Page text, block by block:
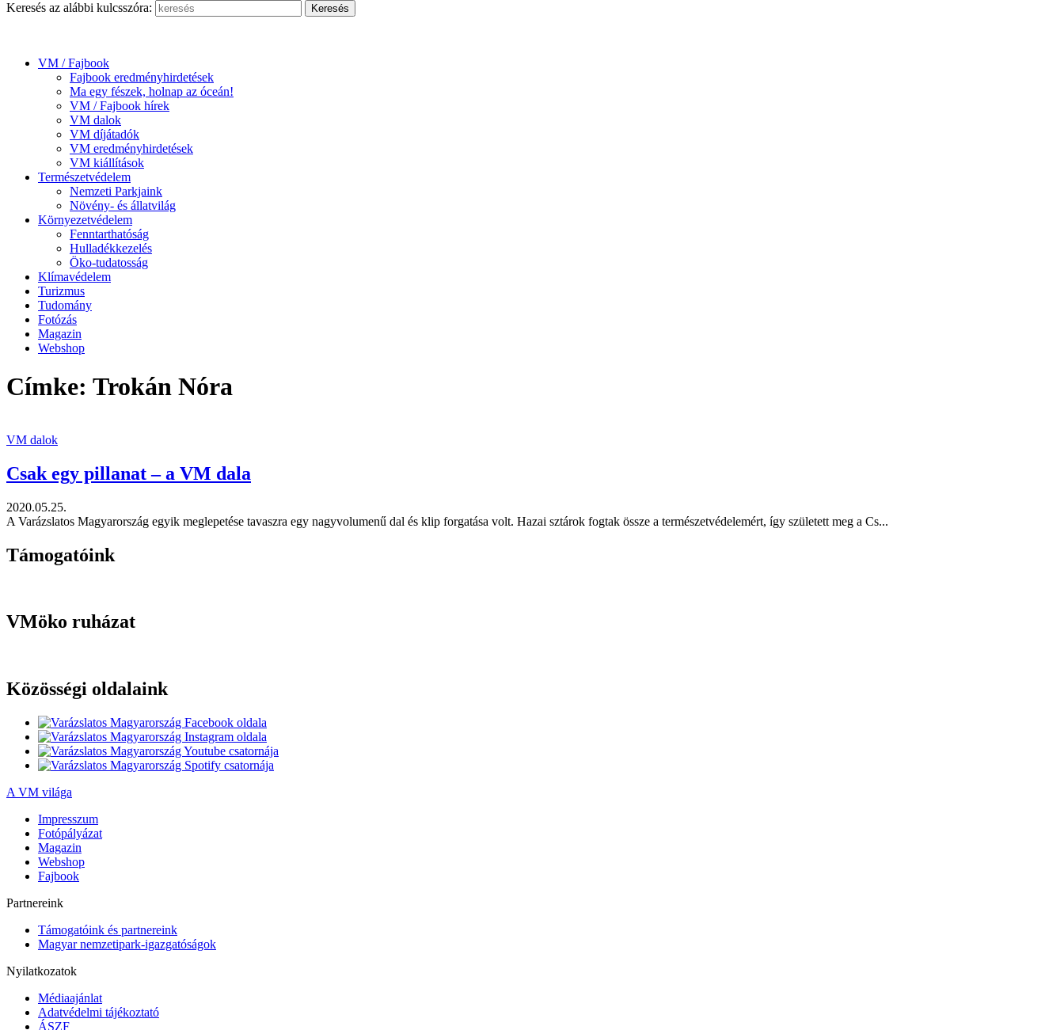
Keresés az alábbi kulcsszóra:
VM / Fajbook
Fajbook eredményhirdetések
Ma egy fészek, holnap az óceán!
VM / Fajbook hírek
VM dalok
VM díjátadók
VM eredményhirdetések
VM kiállítások
Természetvédelem
Nemzeti Parkjaink
Növény- és állatvilág
Környezetvédelem
Fenntarthatóság
Hulladékkezelés
Öko-tudatosság
Klímavédelem
Turizmus
Tudomány
Fotózás
Magazin
Webshop
Címke: Trokán Nóra
VM dalok
Csak egy pillanat – a VM dala
2020.05.25.
A Varázslatos Magyarország egyik meglepetése tavaszra egy nagyvolumenű dal és klip forgatása volt. Hazai sztárok fogtak össze a természetvédelemért, így született meg a Cs...
Támogatóink
VMöko ruházat
Közösségi oldalaink
A VM világa
Impresszum
Fotópályázat
Magazin
Webshop
Fajbook
Partnereink
Támogatóink és partnereink
Magyar nemzetipark-igazgatóságok
Nyilatkozatok
Médiaajánlat
Adatvédelmi tájékoztató
ÁSZF